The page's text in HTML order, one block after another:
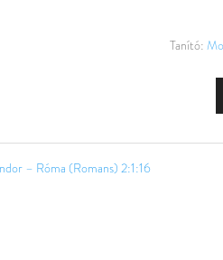
Tanító:
– Róma (Romans) 2:1:16